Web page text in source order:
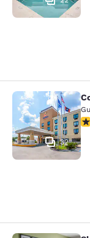
Comfort
32